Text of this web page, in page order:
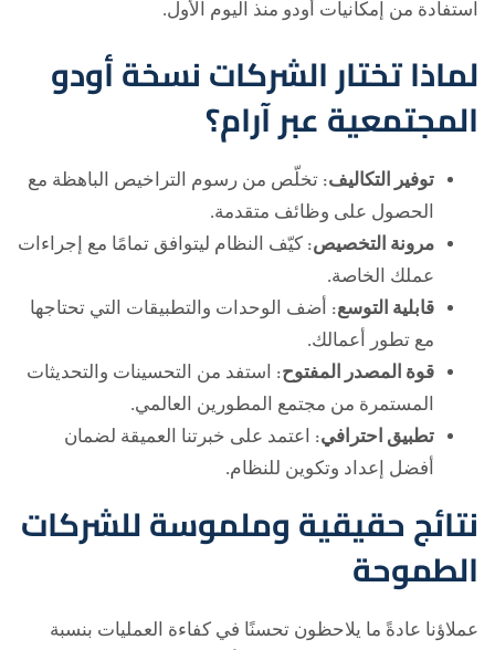
استفادة من إمكانيات أودو منذ اليوم الأول.
لماذا تختار الشركات نسخة أودو
المجتمعية عبر آرام؟
توفير التكاليف: تخلّص من رسوم التراخيص الباهظة مع
الحصول على وظائف متقدمة.
مرونة التخصيص: كيّف النظام ليتوافق تمامًا مع إجراءات
عملك الخاصة.
قابلية التوسع: أضف الوحدات والتطبيقات التي تحتاجها
مع تطور أعمالك.
قوة المصدر المفتوح: استفد من التحسينات والتحديثات
المستمرة من مجتمع المطورين العالمي.
تطبيق احترافي: اعتمد على خبرتنا العميقة لضمان
أفضل إعداد وتكوين للنظام.
نتائج حقيقية وملموسة للشركات
الطموحة
عملاؤنا عادةً ما يلاحظون تحسنًا في كفاءة العمليات بنسبة